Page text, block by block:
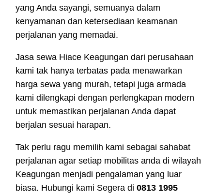
yang Anda sayangi, semuanya dalam
kenyamanan dan ketersediaan keamanan
perjalanan yang memadai.
Jasa sewa Hiace Keagungan dari perusahaan
kami tak hanya terbatas pada menawarkan
harga sewa yang murah, tetapi juga armada
kami dilengkapi dengan perlengkapan modern
untuk memastikan perjalanan Anda dapat
berjalan sesuai harapan.
Tak perlu ragu memilih kami sebagai sahabat
perjalanan agar setiap mobilitas anda di wilayah
Keagungan menjadi pengalaman yang luar
biasa. Hubungi kami Segera di 0813 1995